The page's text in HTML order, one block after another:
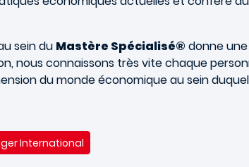
sein du Mastère Spécialisé® donne
nous connaissons très vite chaque
du monde économique au sein
International